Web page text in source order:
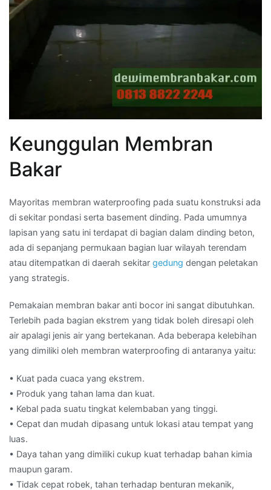
Keunggulan Membran
Bakar
Mayoritas membran waterproofing pada suatu konstruksi ada
di sekitar pondasi serta basement dinding. Pada umumnya
lapisan yang satu ini terdapat di bagian dalam dinding beton,
ada di sepanjang permukaan bagian luar wilayah terendam
atau ditempatkan di daerah sekitar gedung dengan peletakan
yang strategis.
Pemakaian membran bakar anti bocor ini sangat dibutuhkan.
Terlebih pada bagian ekstrem yang tidak boleh diresapi oleh
air apalagi jenis air yang bertekanan. Ada beberapa kelebihan
yang dimiliki oleh membran waterproofing di antaranya yaitu:
• Kuat pada cuaca yang ekstrem.
• Produk yang tahan lama dan kuat.
• Kebal pada suatu tingkat kelembaban yang tinggi.
• Cepat dan mudah dipasang untuk lokasi atau tempat yang
luas.
• Daya tahan yang dimiliki cukup kuat terhadap bahan kimia
maupun garam.
• Tidak cepat robek, tahan terhadap benturan mekanik,